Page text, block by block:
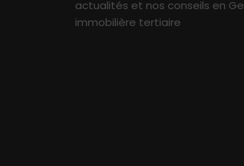
actualités et nos conseils en
immobilière tertiaire